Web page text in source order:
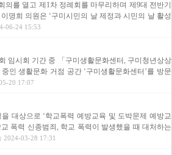
를 열고 제1차 정례회를 마무리하며 제9대 전반기
명희 의원은 ‘구미시민의 날 제정과 시민의 날 활성
06-24 15:53
임시회 기간 중 「구미생활문화센터, 구미청년상상
인 생활문화 거점 공간 ‘구미생활문화센터’를 방문
20 17:07
대상으로 ‘학교폭력 예방교육 및 도박문제 예방교
폭력 신종범죄, 학교 폭력이 발생했을 때 대처하는
2024-03-28 17:31